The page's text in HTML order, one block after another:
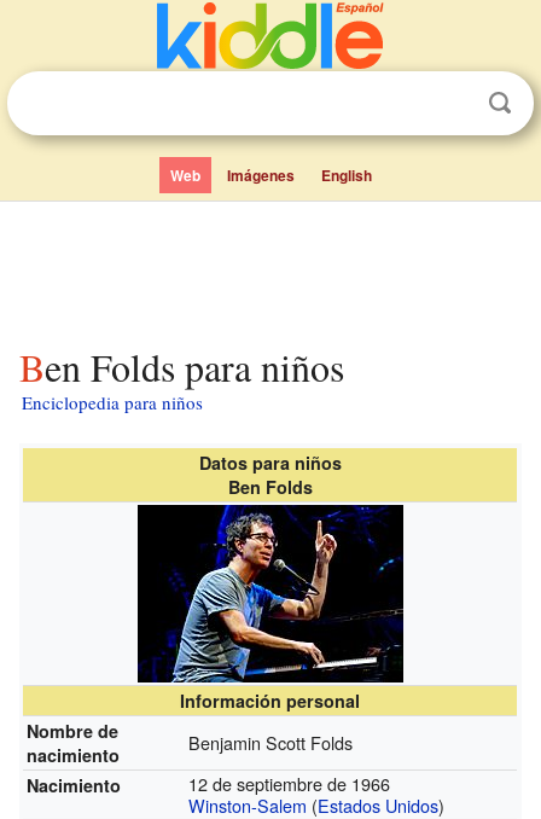
Web Imágenes English
Ben Folds para niños
Enciclopedia para niños
Datos para niños
Ben Folds
Información personal
Nombre de
nacimiento
Benjamin Scott Folds
Nacimiento
12 de septiembre de 1966
Winston-Salem (Estados Unidos)